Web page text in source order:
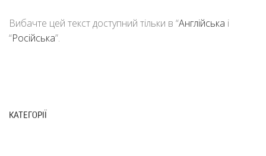
Вибачте цей текст доступний тільки в “Англійська і
“Російська”.
КАТЕГОРІЇ